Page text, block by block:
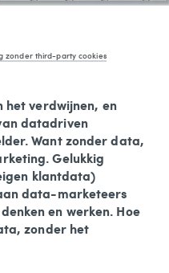
zonder third-party cookies
verdwijnen, en
datadriven
Want zonder data,
Gelukkig
klantdata)
data-marketeers
en werken. Hoe
zonder het